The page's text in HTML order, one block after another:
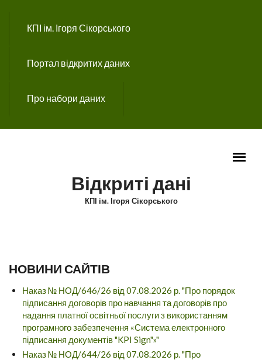
КПІ ім. Ігоря Сікорського
Портал відкритих даних
Про набори даних
Відкриті дані
КПІ ім. Ігоря Сікорського
НОВИНИ САЙТІВ
Наказ № НОД/646/26 від 07.08.2026 р. "Про порядок
підписання договорів про навчання та договорів про
надання платної освітньої послуги з використанням
програмного забезпечення «Система електронного
підписання документів "KPI Sign"»"
Наказ № НОД/644/26 від 07.08.2026 р. "Про